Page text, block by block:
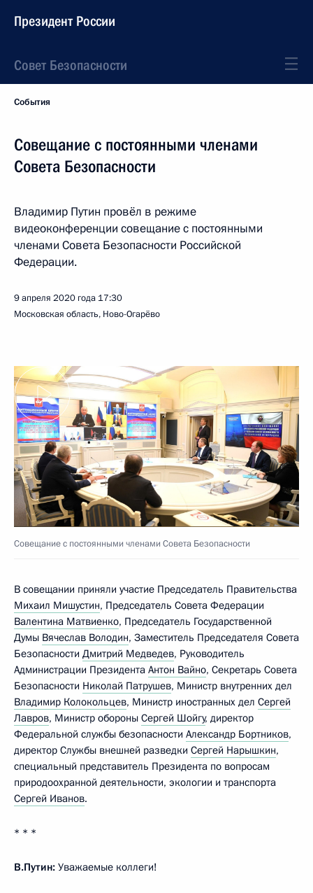
Президент России
Совет Безопасности
События
Совещание с постоянными членами
Совета Безопасности
Владимир Путин провёл в режиме
видеоконференции совещание с постоянными
членами Совета Безопасности Российской
Федерации.
9 апреля 2020 года 17:30
Московская область, Ново-Огарёво
Совещание с постоянными членами Совета Безопасности
В совещании приняли участие Председатель Правительства
Михаил Мишустин, Председатель Совета Федерации
Валентина Матвиенко, Председатель Государственной
Думы Вячеслав Володин, Заместитель Председателя Совета
Безопасности Дмитрий Медведев, Руководитель
Администрации Президента Антон Вайно, Секретарь Совета
Безопасности Николай Патрушев, Министр внутренних дел
Владимир Колокольцев, Министр иностранных дел Сергей
Лавров, Министр обороны Сергей Шойгу, директор
Федеральной службы безопасности Александр Бортников,
директор Службы внешней разведки Сергей Нарышкин,
специальный представитель Президента по вопросам
природоохранной деятельности, экологии и транспорта
Сергей Иванов.
* * *
В.Путин: Уважаемые коллеги!